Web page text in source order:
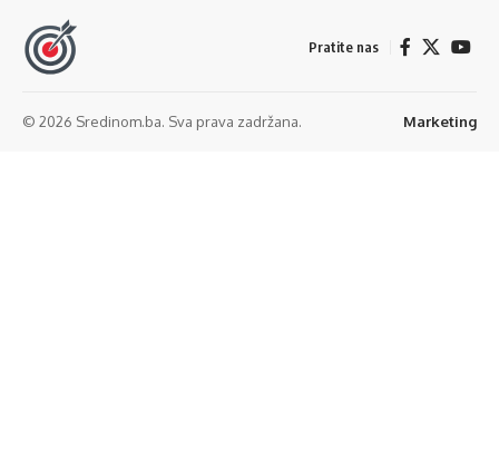
Pratite nas
© 2026 Sredinom.ba. Sva prava zadržana. Marketing